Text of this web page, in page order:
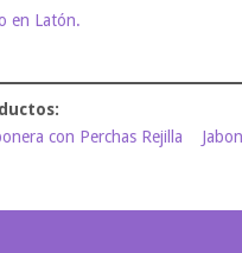
en Latón.
con Perchas Rejilla